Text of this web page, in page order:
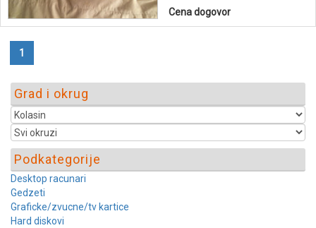
Cena dogovor
1
Grad i okrug
Podkategorije
Desktop racunari
Gedzeti
Graficke/zvucne/tv kartice
Hard diskovi